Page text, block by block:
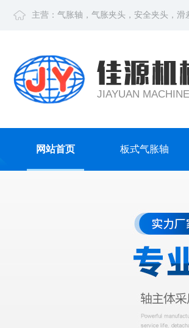
主营： 气胀轴 ， 气胀夹头 ， 安全夹头 ， 滑
JIAYUAN
网站首页 板式气胀轴